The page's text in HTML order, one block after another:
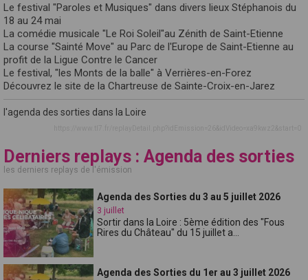
Le festival "Paroles et Musiques" dans divers lieux Stéphanois du
18 au 24 mai
La comédie musicale "Le Roi Soleil"au Zénith de Saint-Etienne
La course "Sainté Move" au Parc de l'Europe de Saint-Etienne au
profit de la Ligue Contre le Cancer
Le festival, "les Monts de la balle" à Verrières-en-Forez
Découvrez le site de la Chartreuse de Sainte-Croix-en-Jarez
l'agenda des sorties dans la Loire
Derniers replays : Agenda des sorties
les derniers replays de l'émission
Agenda des Sorties du 3 au 5 juillet 2026
3 juillet
Sortir dans la Loire : 5ème édition des "Fous
Rires du Château" du 15 juillet a...
Agenda des Sorties du 1er au 3 juillet 2026